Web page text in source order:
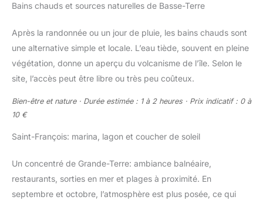
Bains chauds et sources naturelles de Basse-Terre
Après la randonnée ou un jour de pluie, les bains chauds sont
une alternative simple et locale. L’eau tiède, souvent en pleine
végétation, donne un aperçu du volcanisme de l’île. Selon le
site, l’accès peut être libre ou très peu coûteux.
Bien-être et nature · Durée estimée : 1 à 2 heures · Prix indicatif : 0 à
10 €
Saint-François: marina, lagon et coucher de soleil
Un concentré de Grande-Terre: ambiance balnéaire,
restaurants, sorties en mer et plages à proximité. En
septembre et octobre, l’atmosphère est plus posée, ce qui